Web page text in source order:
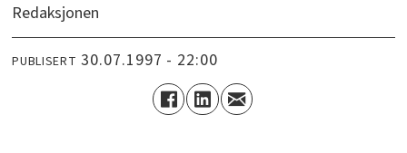
Redaksjonen
PUBLISERT 30.07.1997 - 22:00